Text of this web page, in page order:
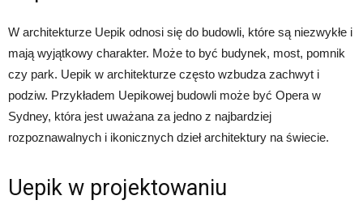
W architekturze Uepik odnosi się do budowli, które są niezwykłe i
mają wyjątkowy charakter. Może to być budynek, most, pomnik
czy park. Uepik w architekturze często wzbudza zachwyt i
podziw. Przykładem Uepikowej budowli może być Opera w
Sydney, która jest uważana za jedno z najbardziej
rozpoznawalnych i ikonicznych dzieł architektury na świecie.
Uepik w projektowaniu